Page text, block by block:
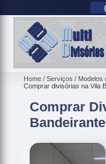
Home Serviços Modelos
Comprar divisórias na Vila
Comprar